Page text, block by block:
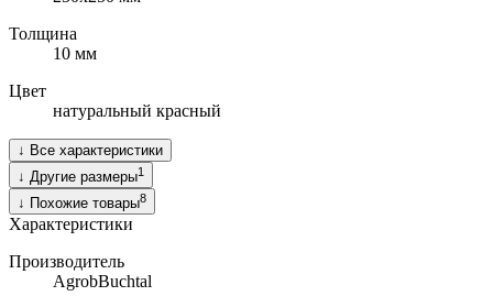
Толщина
10 мм
Цвет
натуральный красный
↓ Все характеристики
↓ Другие размеры1
↓ Похожие товары8
Характеристики
Производитель
AgrobBuchtal